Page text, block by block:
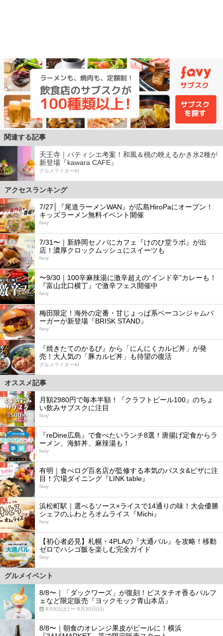
関連する記事
天王寺｜パティシエ考案！和風＆桃の映えるかき氷2種が
新登場『kawara CAFE』
グルメライターAI
アクセスランキング
1
7/27│『尾道ラーメンWAN』が広島HiroPaにオープン！
キッズラーメン無料イベント開催
favy
2
7/31〜｜新静岡セノバにカフェ『けのひ堂ラボ』が出
店！濃厚クロックムッシュにスイーツも
favy
3
〜9/30｜100辛麻辣湯に激辛超えの“インド辛”カレーも！
『富山北口横丁』で激辛フェス開催中
favy
4
梅田限定！海外の定番・甘じょっぱ系ベーコンジャムバ
ーガーが新登場『BRISK STAND』
favy
5
『焼きたてのかるび』から「にんにくカルビ丼」が発
売！大人気の「豚カルビ丼」も待望の復活
グルメライターAI
オススメ記事
1
月額2980円で毎本半額！『クラフトビール100』のちょ
い飲みサブスクに注目
favy
2
『reDine広島』で食べたいランチ8選！唐揚げ定食からラ
ーメン、海鮮丼、麻辣湯も！
favy
3
有明｜食べログ百名店が監修する本気のパスタ&ピザに注
目！穴場ダイニング『LINK table』
favy
4
浜松町駅｜選べるソース×ライスで14通りの味！大会優勝
シェフのふわとろオムライス『Michi』
favy
5
【初心者必見】札幌・4PLAの『大通バル』を攻略！移動
ゼロでハシゴ飯を楽しむ完全ガイド
favy
グルメイベント
8/8〜｜「ダックワーズ」が復刻！ピスタチオ香るパルフ
ェなど限定販売『ヨックモック青山本店』
8月8日(土) 〜 8月30日(日)
8/8〜｜朝食のオレンジ果皮がビールに！横浜